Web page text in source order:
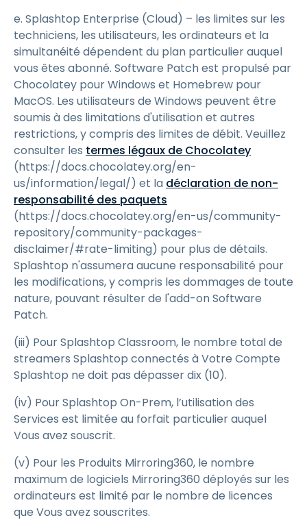
e. Splashtop Enterprise (Cloud) – les limites sur les
techniciens, les utilisateurs, les ordinateurs et la
simultanéité dépendent du plan particulier auquel
vous êtes abonné. Software Patch est propulsé par
Chocolatey pour Windows et Homebrew pour
MacOS. Les utilisateurs de Windows peuvent être
soumis à des limitations d'utilisation et autres
restrictions, y compris des limites de débit. Veuillez
consulter les termes légaux de Chocolatey
(https://docs.chocolatey.org/en-
us/information/legal/) et la déclaration de non-
responsabilité des paquets
(https://docs.chocolatey.org/en-us/community-
repository/community-packages-
disclaimer/#rate-limiting) pour plus de détails.
Splashtop n'assumera aucune responsabilité pour
les modifications, y compris les dommages de toute
nature, pouvant résulter de l'add-on Software
Patch.
(iii) Pour Splashtop Classroom, le nombre total de
streamers Splashtop connectés à Votre Compte
Splashtop ne doit pas dépasser dix (10).
(iv) Pour Splashtop On-Prem, l’utilisation des
Services est limitée au forfait particulier auquel
Vous avez souscrit.
(v) Pour les Produits Mirroring360, le nombre
maximum de logiciels Mirroring360 déployés sur les
ordinateurs est limité par le nombre de licences
que Vous avez souscrites.